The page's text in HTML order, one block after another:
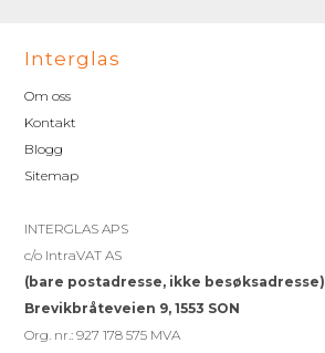
Interglas
Om oss
Kontakt
Blogg
Sitemap
INTERGLAS APS
c/o IntraVAT AS
(bare postadresse, ikke besøksadresse)
Brevikbråteveien 9, 1553 SON
Org. nr.: 927 178 575 MVA